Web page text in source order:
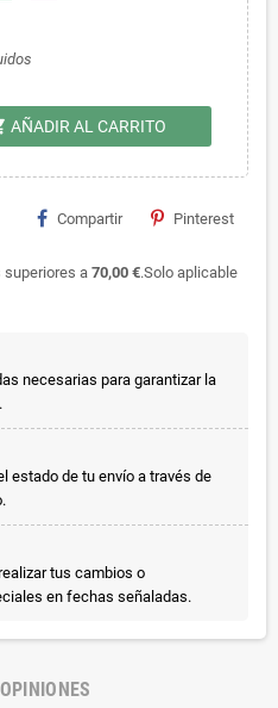
AÑADIR AL CARRITO
Compartir Pinterest
a 70,00 €.Solo aplicable
necesarias para garantizar la
estado de tu envío a través de
tus cambios o
en fechas señaladas.
OPINIONES